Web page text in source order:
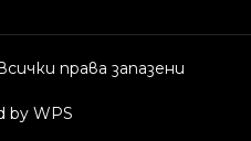
права запазени
by WPS